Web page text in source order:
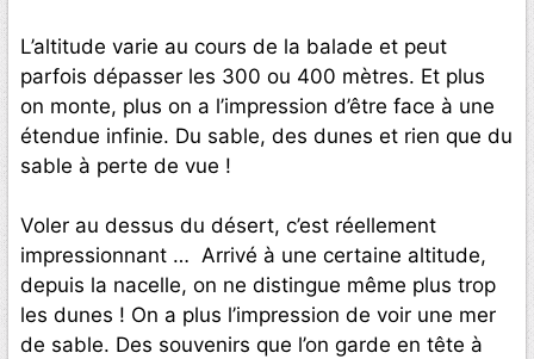
L’altitude varie au cours de la balade et peut
parfois dépasser les 300 ou 400 mètres. Et plus
on monte, plus on a l’impression d’être face à une
étendue infinie. Du sable, des dunes et rien que du
sable à perte de vue !
Voler au dessus du désert, c’est réellement
impressionnant … Arrivé à une certaine altitude,
depuis la nacelle, on ne distingue même plus trop
les dunes ! On a plus l’impression de voir une mer
de sable. Des souvenirs que l’on garde en tête à